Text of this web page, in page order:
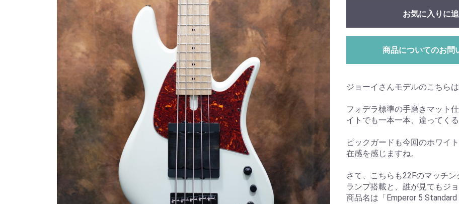
お気に入りに
商品についてのお問
ジョーイさんモデルのこちら
フォデラ標準の手磨きマット
イトでも一本一本、違ってくる
ピックガードも今回のホワイ
在感を感じますね。
さて、こちらも22Fのマッチ
ランプ搭載と、誰が見てもジ
商品名は「Emperor 5